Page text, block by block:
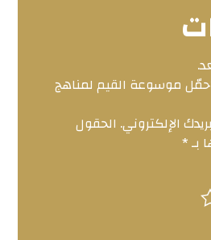
موسوعة القيم لمناهج
الإلكتروني. الحقول
بـ*